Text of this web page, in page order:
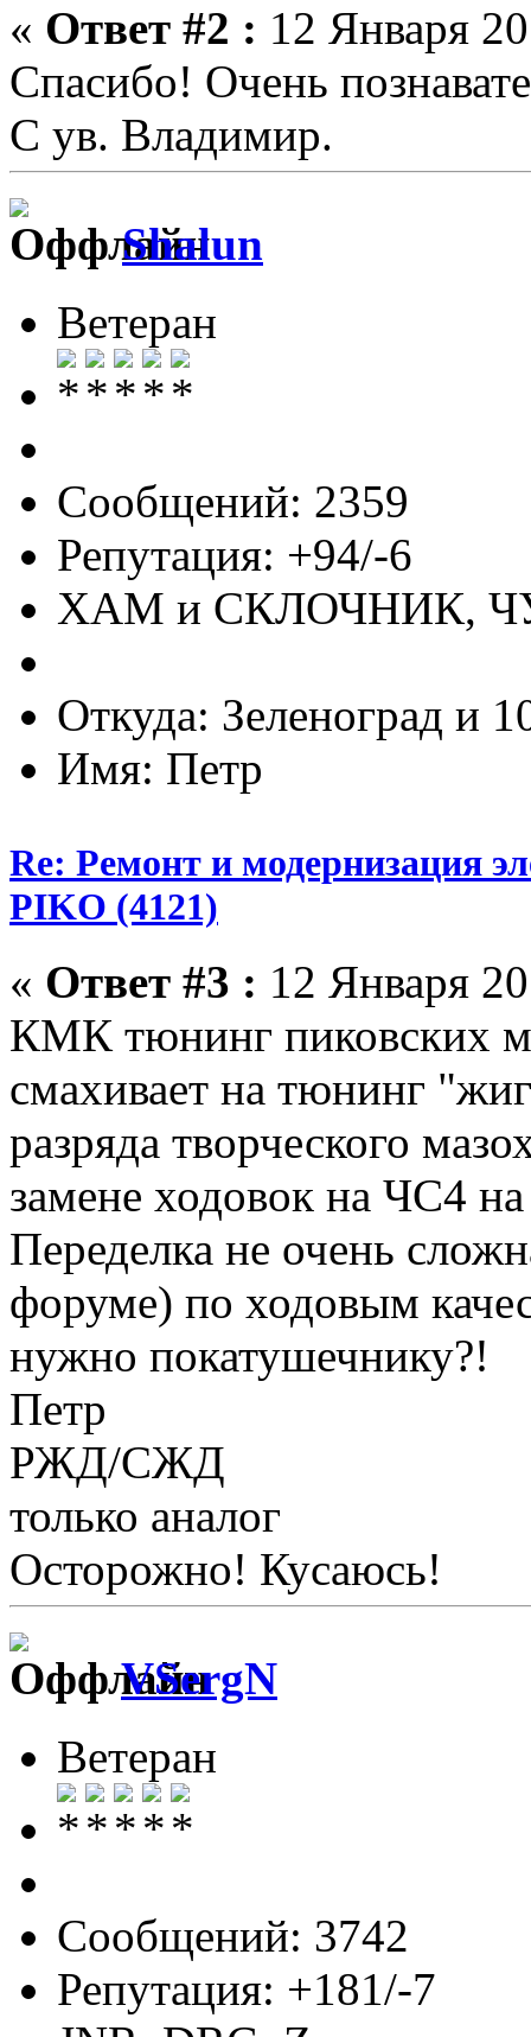
« Ответ #2 : 12 Января
Спасибо! Очень
С ув. Владимир.
Shalun
Ветеран
Сообщений: 2359
Репутация: +94/-6
ХАМ и СКЛОЧНИК,
Откуда: Зеленоград и
Имя: Петр
Re: Ремонт и модернизация
PIKO (4121)
« Ответ #3 : 12 Января
КМК тюнинг пиковских
смахивает на тюнинг
разряда творческого
замене ходовок на ЧС4
Переделка не очень
форуме) по ходовым
нужно покатушечнику?!
Петр
РЖД/СЖД
только аналог
Осторожно! Кусаюсь!
VSergN
Ветеран
Сообщений: 3742
Репутация: +181/-7